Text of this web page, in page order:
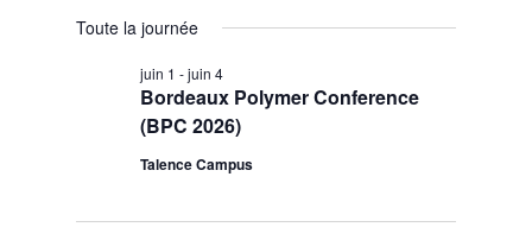
2
2026
navigation
vues
vues
une
Toute la journée
Bordeaux Polymer Conference
(BPC 2026)
juin 1 -juin 4
Talence Campus